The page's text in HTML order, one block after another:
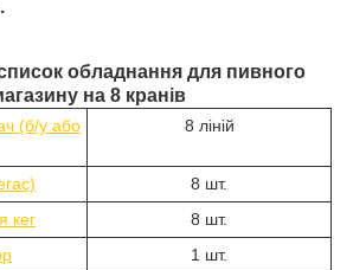
обладнання для пивного
на 8 кранів
(б/у або
8 ліній
8 шт.
кег
8 шт.
1 шт.